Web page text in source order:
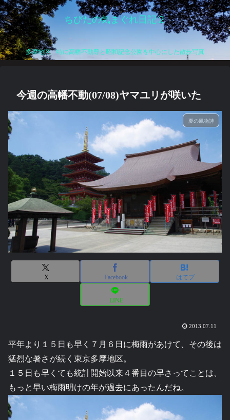
ちびたの気まぐれ日記２
多摩地区、特に高幡不動尊と昭和記念公園を中心にした散歩写真
今週の高幡不動(07/08)ヤマユリが咲いた
夏の風物詩
X Facebook はてブ
LINE
2013.07.11
平年より１５日も早く７月６日に梅雨があけて、その後は
猛烈な暑さが続く東京多摩地区。
１５日も早くても統計開始以来４番目の早さってことは、
もっと早い梅雨明けの年が過去にあったんだね。